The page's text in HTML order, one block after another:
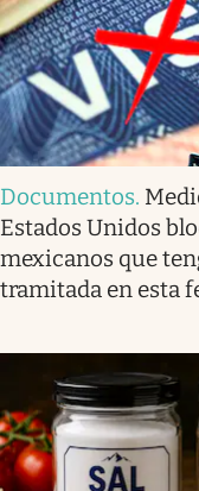
Documentos.
Estados Unidos
mexicanos que
tramitada en esta